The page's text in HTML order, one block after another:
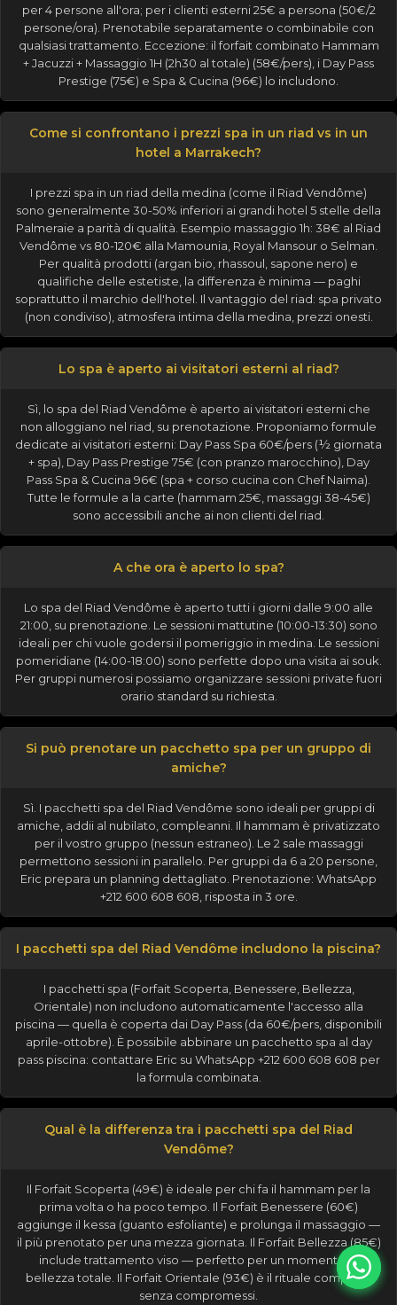
per 4 persone all'ora; per i clienti esterni 25€ a persona (50€/2
persone/ora). Prenotabile separatamente o combinabile con
qualsiasi trattamento. Eccezione: il forfait combinato Hammam
+ Jacuzzi + Massaggio 1H (2h30 al totale) (58€/pers), i Day Pass
Prestige (75€) e Spa & Cucina (96€) lo includono.
Come si confrontano i prezzi spa in un riad vs in un
hotel a Marrakech?
I prezzi spa in un riad della medina (come il Riad Vendôme)
sono generalmente 30-50% inferiori ai grandi hotel 5 stelle della
Palmeraie a parità di qualità. Esempio massaggio 1h: 38€ al Riad
Vendôme vs 80-120€ alla Mamounia, Royal Mansour o Selman.
Per qualità prodotti (argan bio, rhassoul, sapone nero) e
qualifiche delle estetiste, la differenza è minima — paghi
soprattutto il marchio dell'hotel. Il vantaggio del riad: spa privato
(non condiviso), atmosfera intima della medina, prezzi onesti.
Lo spa è aperto ai visitatori esterni al riad?
Sì, lo spa del Riad Vendôme è aperto ai visitatori esterni che
non alloggiano nel riad, su prenotazione. Proponiamo formule
dedicate ai visitatori esterni: Day Pass Spa 60€/pers (½ giornata
+ spa), Day Pass Prestige 75€ (con pranzo marocchino), Day
Pass Spa & Cucina 96€ (spa + corso cucina con Chef Naima).
Tutte le formule a la carte (hammam 25€, massaggi 38-45€)
sono accessibili anche ai non clienti del riad.
A che ora è aperto lo spa?
Lo spa del Riad Vendôme è aperto tutti i giorni dalle 9:00 alle
21:00, su prenotazione. Le sessioni mattutine (10:00-13:30) sono
ideali per chi vuole godersi il pomeriggio in medina. Le sessioni
pomeridiane (14:00-18:00) sono perfette dopo una visita ai souk.
Per gruppi numerosi possiamo organizzare sessioni private fuori
orario standard su richiesta.
Si può prenotare un pacchetto spa per un gruppo di
amiche?
Sì. I pacchetti spa del Riad Vendôme sono ideali per gruppi di
amiche, addii al nubilato, compleanni. Il hammam è privatizzato
per il vostro gruppo (nessun estraneo). Le 2 sale massaggi
permettono sessioni in parallelo. Per gruppi da 6 a 20 persone,
Eric prepara un planning dettagliato. Prenotazione: WhatsApp
+212 600 608 608, risposta in 3 ore.
I pacchetti spa del Riad Vendôme includono la piscina?
I pacchetti spa (Forfait Scoperta, Benessere, Bellezza,
Orientale) non includono automaticamente l'accesso alla
piscina — quella è coperta dai Day Pass (da 60€/pers, disponibili
aprile-ottobre). È possibile abbinare un pacchetto spa al day
pass piscina: contattare Eric su WhatsApp +212 600 608 608 per
la formula combinata.
Qual è la differenza tra i pacchetti spa del Riad
Vendôme?
Il Forfait Scoperta (49€) è ideale per chi fa il hammam per la
prima volta o ha poco tempo. Il Forfait Benessere (60€)
aggiunge il kessa (guanto esfoliante) e prolunga il massaggio —
il più prenotato per una mezza giornata. Il Forfait Bellezza (85€)
include trattamento viso — perfetto per un momento di
bellezza totale. Il Forfait Orientale (93€) è il rituale completo
senza compromessi.